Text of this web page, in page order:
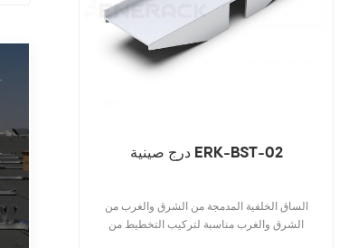
الخاصة .
درج صينية ERK-BST-02
الساق الخلفية المدمجة من الشرق والغرب من
الشرق والغرب مناسبة لتركيب التخطيط من